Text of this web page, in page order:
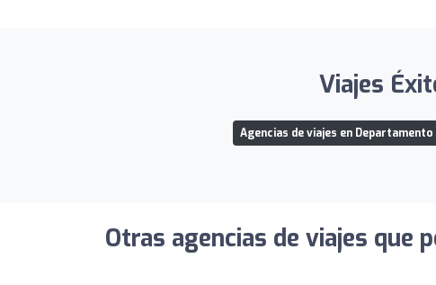
Viajes
Agencias de viajes en
Otras agencias de viajes que